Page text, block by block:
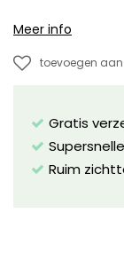
Meer info
toevoegen
Gratis
Ruim